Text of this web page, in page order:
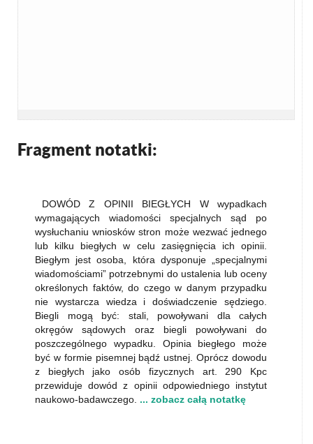
Fragment notatki:
DOWÓD Z OPINII BIEGŁYCH W wypadkach
wymagających wiadomości specjalnych sąd po
wysłuchaniu wniosków stron może wezwać jednego
lub kilku biegłych w celu zasięgnięcia ich opinii.
Biegłym jest osoba, która dysponuje „specjalnymi
wiadomościami” potrzebnymi do ustalenia lub oceny
określonych faktów, do czego w danym przypadku
nie wystarcza wiedza i doświadczenie sędziego.
Biegli mogą być: stali, powoływani dla całych
okręgów sądowych oraz biegli powoływani do
poszczególnego wypadku. Opinia biegłego może
być w formie pisemnej bądź ustnej. Oprócz dowodu
z biegłych jako osób fizycznych art. 290 Kpc
przewiduje dowód z opinii odpowiedniego instytut
naukowo-badawczego. ... zobacz całą notatkę